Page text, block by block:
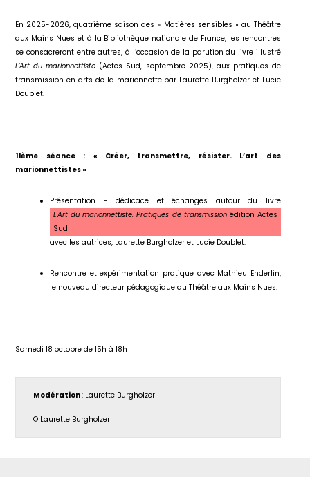
En 2025-2026, quatrième saison des « Matières sensibles » au Théâtre
aux Mains Nues et à la Bibliothèque nationale de France, les rencontres
se consacreront entre autres, à l’occasion de la parution du livre illustré
L’Art du marionnettiste (Actes Sud, septembre 2025), aux pratiques de
transmission en arts de la marionnette par Laurette Burgholzer et Lucie
Doublet.
11ème séance : « Créer, transmettre, résister. L’art des
marionnettistes »
Présentation - dédicace et échanges autour du livre
L'Art du marionnettiste. Pratiques de transmissionédition Actes
Sud
avec les autrices, Laurette Burgholzer et Lucie Doublet.
Rencontre et expérimentation pratique avec Mathieu Enderlin,
le nouveau directeur pédagogique du Théâtre aux Mains Nues.
Samedi 18 octobre de 15h à 18h
Modération: Laurette Burgholzer
© Laurette Burgholzer